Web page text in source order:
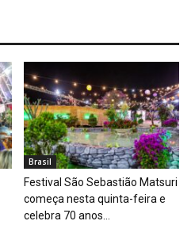
Brasil
Festival São Sebastião Matsuri
começa nesta quinta-feira e
celebra 70 anos...